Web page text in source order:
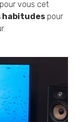
vous cet
habitudes pour